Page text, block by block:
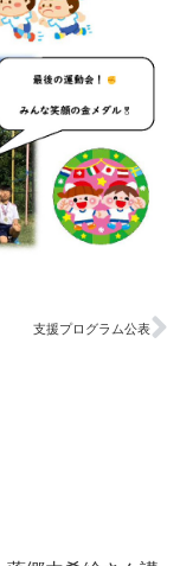
支援プログラム公表